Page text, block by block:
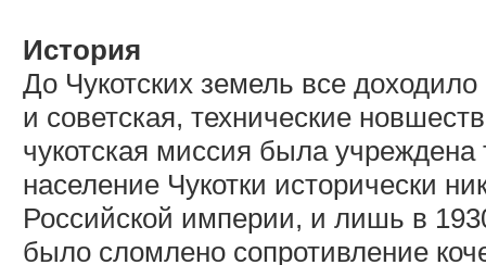
История
До Чукотских земель все
и советская, технические
чукотская миссия была учреждена
население Чукотки исторически
Российской империи, и лишь в
было сломлено сопротивление